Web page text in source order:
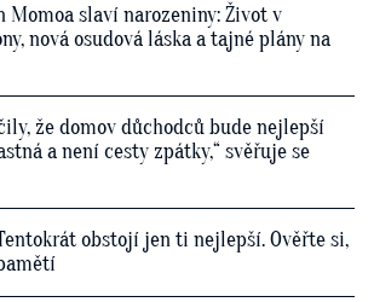
Momoa slaví narozeniny: Život v
nová osudová láska a tajné plány na
že domov důchodců bude nejlepší
a není cesty zpátky,“ svěřuje se
obstojí jen ti nejlepší. Ověřte si,